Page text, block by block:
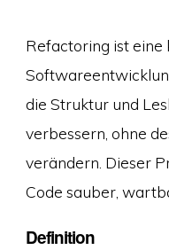
Refactoring ist eine
die Struktur und
verbessern, ohne
verändern. Dieser
Code sauber,
Definition